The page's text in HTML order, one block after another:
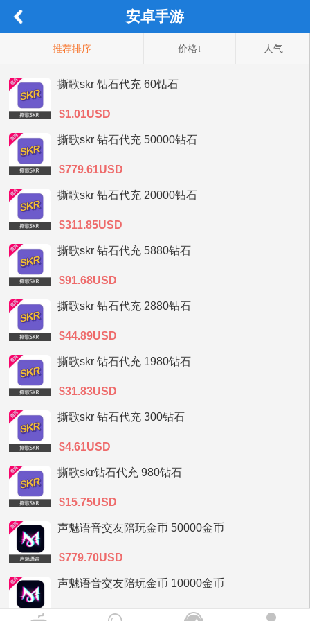
安卓手游
推荐排序 价格↓ 人气
撕歌skr 钻石代充 60钻石
$1.01USD
撕歌skr 钻石代充 50000钻石
$779.61USD
撕歌skr 钻石代充 20000钻石
$311.85USD
撕歌skr 钻石代充 5880钻石
$91.68USD
撕歌skr 钻石代充 2880钻石
$44.89USD
撕歌skr 钻石代充 1980钻石
$31.83USD
撕歌skr 钻石代充 300钻石
$4.61USD
撕歌skr钻石代充 980钻石
$15.75USD
声魅语音交友陪玩金币 50000金币
$779.70USD
声魅语音交友陪玩金币 10000金币
$155.93USD